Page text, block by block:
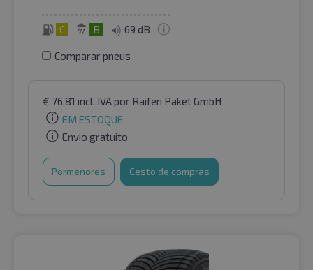
C B 69 dB
Comparar pneus
€ 76.81 incl. IVApor Raifen Paket GmbH
EM ESTOQUE
Envio gratuito
Pormenores Cesto de compras